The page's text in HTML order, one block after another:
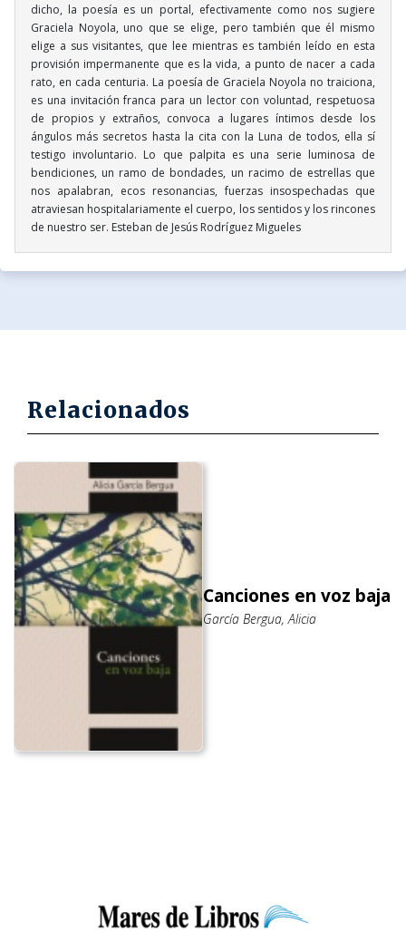
dicho, la poesía es un portal, efectivamente como nos sugiere
Graciela Noyola, uno que se elige, pero también que él mismo
elige a sus visitantes, que lee mientras es también leído en esta
provisión impermanente que es la vida, a punto de nacer a cada
rato, en cada centuria. La poesía de Graciela Noyola no traiciona,
es una invitación franca para un lector con voluntad, respetuosa
de propios y extraños, convoca a lugares íntimos desde los
ángulos más secretos hasta la cita con la Luna de todos, ella sí
testigo involuntario. Lo que palpita es una serie luminosa de
bendiciones, un ramo de bondades, un racimo de estrellas que
nos apalabran, ecos resonancias, fuerzas insospechadas que
atraviesan hospitalariamente el cuerpo, los sentidos y los rincones
de nuestro ser. Esteban de Jesús Rodríguez Migueles
Relacionados
Canciones en voz baja
García Bergua, Alicia